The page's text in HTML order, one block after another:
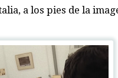
a los pies de la